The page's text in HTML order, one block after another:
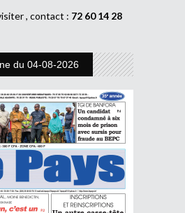
, contact : 72 60 14 28
du 04-08-2026